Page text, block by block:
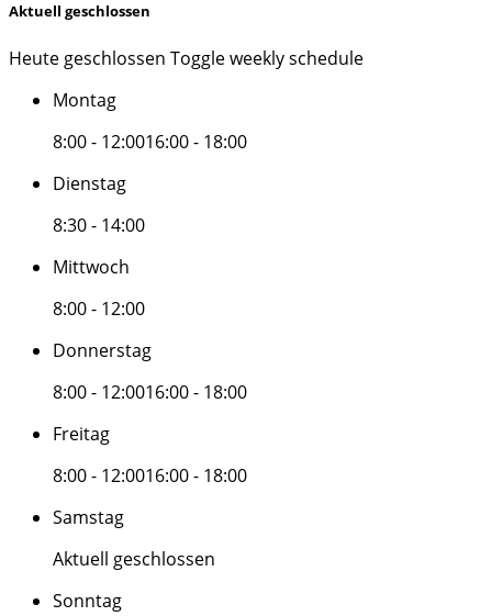
Aktuell geschlossen
Heute geschlossen Toggle weekly schedule
Montag
8:00 - 12:0016:00 - 18:00
Dienstag
8:30 - 14:00
Mittwoch
8:00 - 12:00
Donnerstag
8:00 - 12:0016:00 - 18:00
Freitag
8:00 - 12:0016:00 - 18:00
Samstag
Aktuell geschlossen
Sonntag